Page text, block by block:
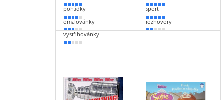
100 %
pohádky
80 %
omalovánky
50 %
vystřihovánky
40 %
100 %
sport
90 %
rozhovory
40 %